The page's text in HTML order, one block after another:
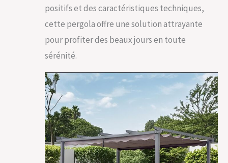
positifs et des caractéristiques techniques,
cette pergola offre une solution attrayante
pour profiter des beaux jours en toute
sérénité.